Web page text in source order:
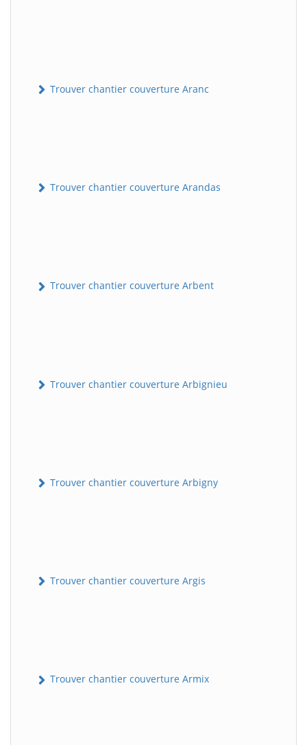
Trouver chantier couverture Aranc
Trouver chantier couverture Arandas
Trouver chantier couverture Arbent
Trouver chantier couverture Arbignieu
Trouver chantier couverture Arbigny
Trouver chantier couverture Argis
Trouver chantier couverture Armix